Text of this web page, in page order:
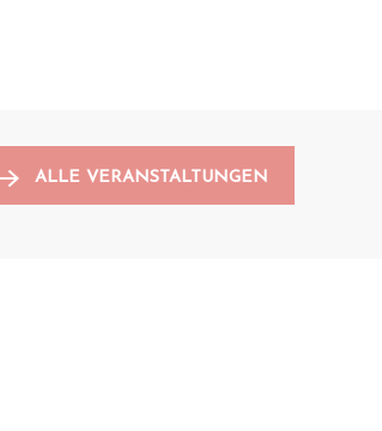
ALLE VERANSTALTUNGEN